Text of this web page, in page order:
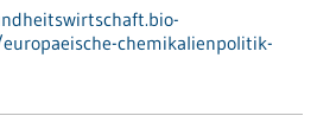
chemikalienpolitik-